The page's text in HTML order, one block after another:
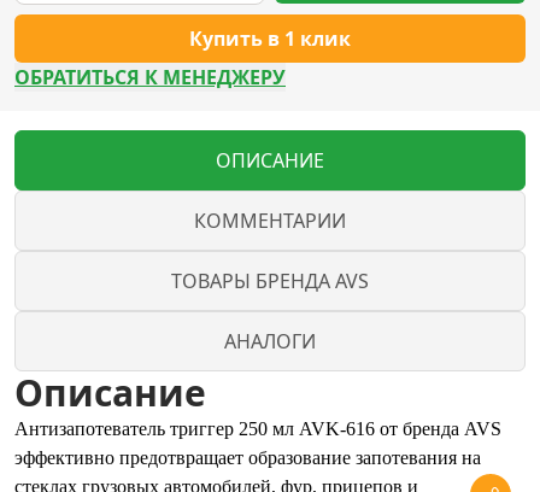
Купить в 1 клик
ОБРАТИТЬСЯ К МЕНЕДЖЕРУ
ОПИСАНИЕ
КОММЕНТАРИИ
ТОВАРЫ БРЕНДА AVS
АНАЛОГИ
Описание
Антизапотеватель триггер 250 мл AVK-616 от бренда AVS
эффективно предотвращает образование запотевания на
стеклах грузовых автомобилей, фур, прицепов и